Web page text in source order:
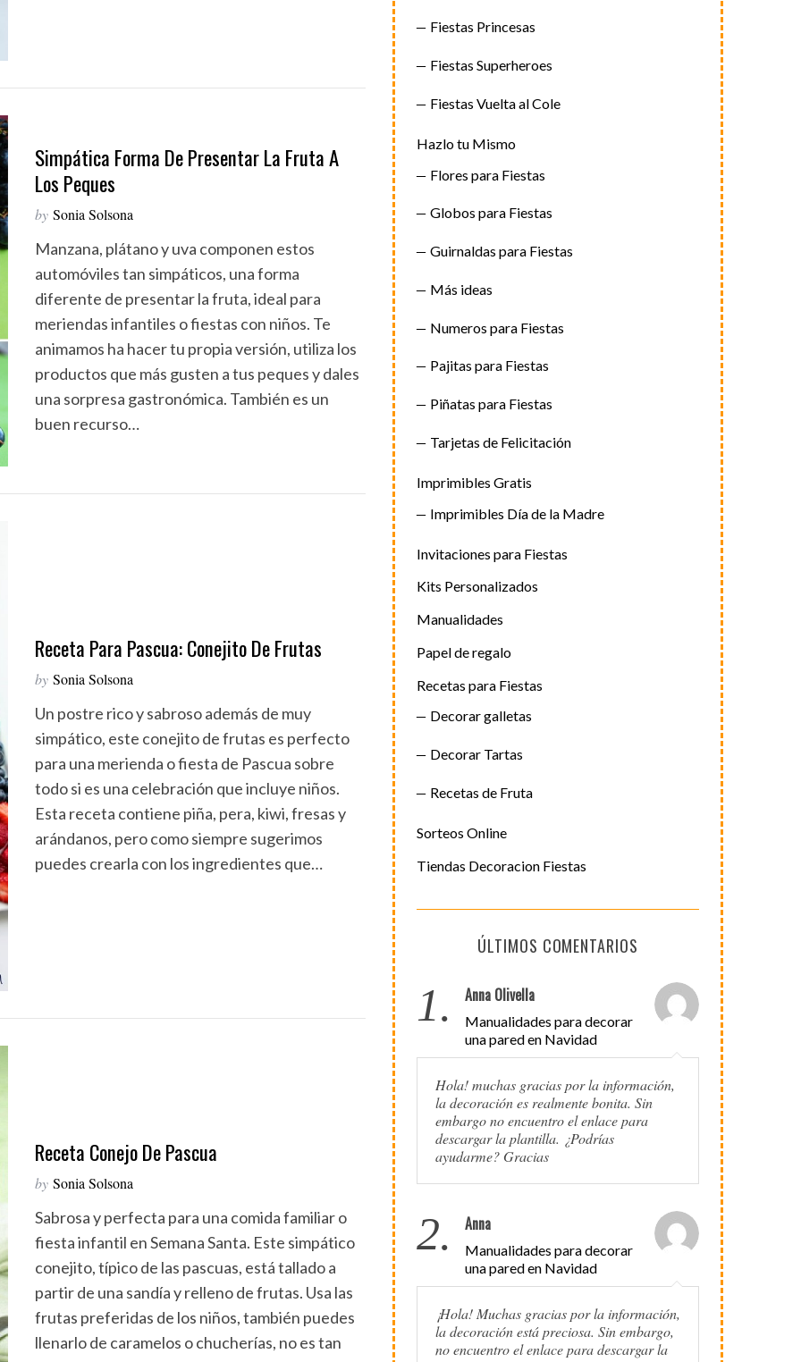
Simpática Forma De Presentar La Fruta A
Los Peques
by Sonia Solsona
Manzana, plátano y uva componen estos
automóviles tan simpáticos, una forma
diferente de presentar la fruta, ideal para
meriendas infantiles o fiestas con niños. Te
animamos ha hacer tu propia versión, utiliza los
productos que más gusten a tus peques y dales
una sorpresa gastronómica. También es un
buen recurso…
Receta Para Pascua: Conejito De Frutas
by Sonia Solsona
Un postre rico y sabroso además de muy
simpático, este conejito de frutas es perfecto
para una merienda o fiesta de Pascua sobre
todo si es una celebración que incluye niños.
Esta receta contiene piña, pera, kiwi, fresas y
arándanos, pero como siempre sugerimos
puedes crearla con los ingredientes que…
Receta Conejo De Pascua
by Sonia Solsona
Sabrosa y perfecta para una comida familiar o
fiesta infantil en Semana Santa. Este simpático
conejito, típico de las pascuas, está tallado a
partir de una sandía y relleno de frutas. Usa las
frutas preferidas de los niños, también puedes
llenarlo de caramelos o chucherías, no es tan
Fiestas Princesas
Fiestas Superheroes
Fiestas Vuelta al Cole
Hazlo tu Mismo
Flores para Fiestas
Globos para Fiestas
Guirnaldas para Fiestas
Más ideas
Numeros para Fiestas
Pajitas para Fiestas
Piñatas para Fiestas
Tarjetas de Felicitación
Imprimibles Gratis
Imprimibles Día de la Madre
Invitaciones para Fiestas
Kits Personalizados
Manualidades
Papel de regalo
Recetas para Fiestas
Decorar galletas
Decorar Tartas
Recetas de Fruta
Sorteos Online
Tiendas Decoracion Fiestas
ÚLTIMOS COMENTARIOS
1. Anna Olivella
Manualidades para decorar
una pared en Navidad
Hola! muchas gracias por la información,
la decoración es realmente bonita. Sin
embargo no encuentro el enlace para
descargar la plantilla. ¿Podrías
ayudarme? Gracias
2. Anna
Manualidades para decorar
una pared en Navidad
¡Hola! Muchas gracias por la información,
la decoración está preciosa. Sin embargo,
no encuentro el enlace para descargar la